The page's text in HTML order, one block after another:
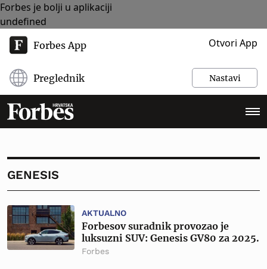
Forbes je bolji u aplikaciji
undefined
Forbes App Otvori App
Preglednik Nastavi
GENESIS
AKTUALNO
Forbesov suradnik provozao je
luksuzni SUV: Genesis GV80 za 2025.
Forbes